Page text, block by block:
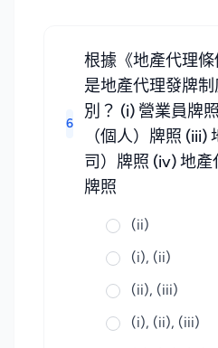
6
根據《地產代理
是地產代理發牌
別？ (i) 營業員牌
（個人）牌照 (iii)
司）牌照 (iv) 地產
牌照
(ii)
(i), (ii)
(ii), (iii)
(i), (ii), (iii)